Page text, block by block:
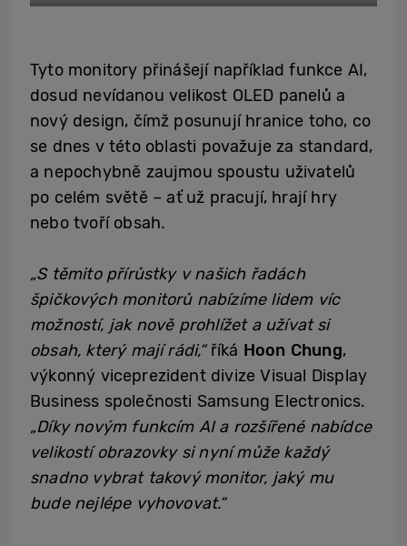
Tyto monitory přinášejí například funkce AI,
dosud nevídanou velikost OLED panelů a
nový design, čímž posunují hranice toho, co
se dnes v této oblasti považuje za standard,
a nepochybně zaujmou spoustu uživatelů
po celém světě – ať už pracují, hrají hry
nebo tvoří obsah.
„S těmito přírůstky v našich řadách
špičkových monitorů nabízíme lidem víc
možností, jak nově prohlížet a užívat si
obsah, který mají rádi,“říká Hoon Chung,
výkonný viceprezident divize Visual Display
Business společnosti Samsung Electronics.
„Díky novým funkcím AI a rozšířené nabídce
velikostí obrazovky si nyní může každý
snadno vybrat takový monitor, jaký mu
bude nejlépe vyhovovat.“